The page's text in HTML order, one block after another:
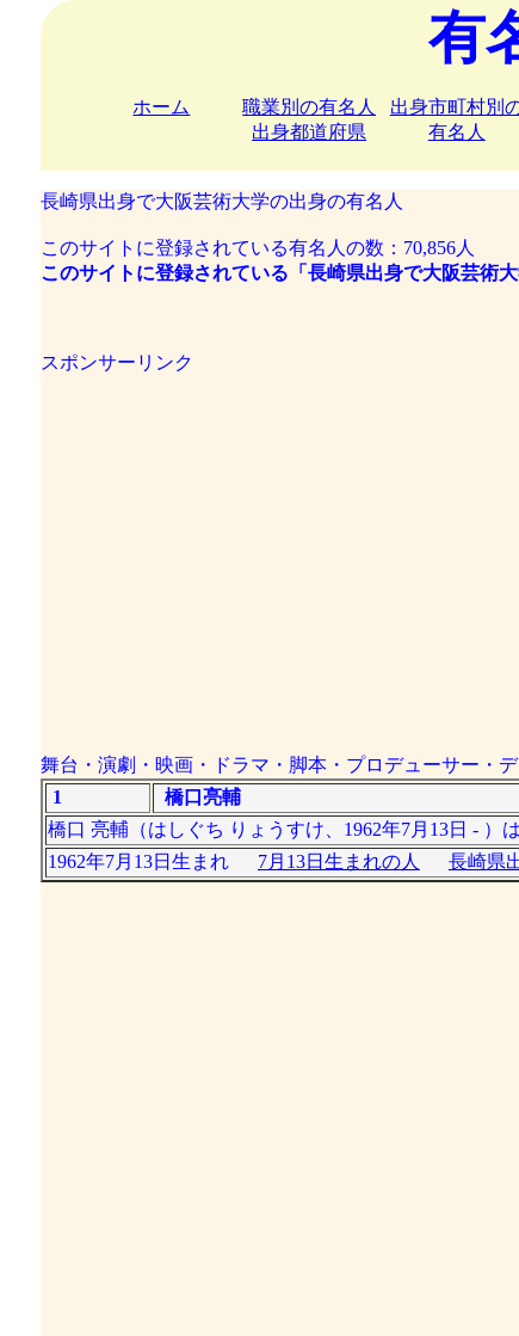
有
ホーム
職業別の有名人
出身都道府県
出身市町村別
有名人
長崎県出身で大阪芸術大学の出身の有名人
このサイトに登録されている有名人の数：70,856人
このサイトに登録されている「長崎県出身で大阪芸術
スポンサーリンク
舞台・演劇・映画・ドラマ・脚本・プロデューサー・
1
橋口亮輔
橋口 亮輔（はしぐち りょうすけ、1962年7月13日 - ）
1962年7月13日生まれ 7月13日生まれの人 長崎県